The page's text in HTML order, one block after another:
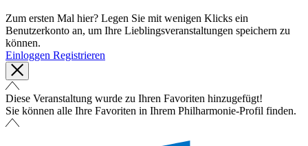
Zum ersten Mal hier? Legen Sie mit wenigen Klicks ein
Benutzerkonto an, um Ihre Lieblingsveranstaltungen speichern zu
können.
Einloggen Registrieren
Diese Veranstaltung wurde zu Ihren Favoriten hinzugefügt!
Sie können alle Ihre Favoriten in Ihrem Philharmonie-Profil finden.